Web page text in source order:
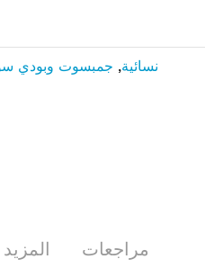
نسائية, جمبسوت وبودي
مراجعات